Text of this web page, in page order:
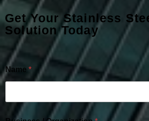
Get Your Stainless
Solution Today
Name *